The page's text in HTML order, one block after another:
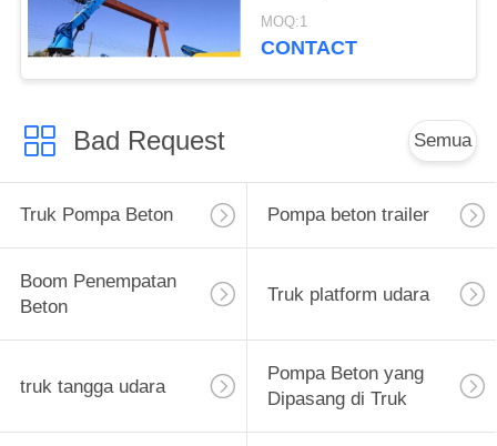
Industri Terdepan
Boom Teknologi Untuk
MOQ:1
CONTACT
Bad Request Semua
Truk Pompa Beton Pompa beton trailer
Boom Penempatan
Beton
Truk platform udara
truk tangga udara
Pompa Beton yang
Dipasang di Truk